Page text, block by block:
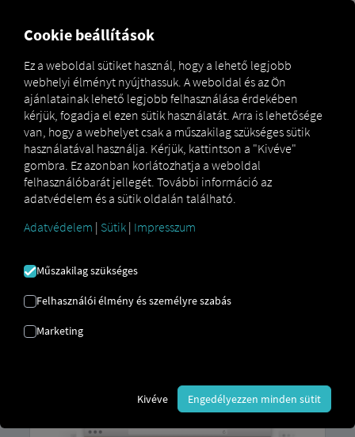
Marketplace Connectors TachoManagement Connect
TACHOMANAGEMENT
CONNECT
Már használja a
Tachografservice A/S
TachoManagement-Service
kibővítheti ezt a szolgáltatást a
fiókra van szüksége.
Cookie beállítások
Ez a weboldal sütiket használ, hogy a lehető legjobb
webhelyi élményt nyújthassuk. A weboldal és az Ön
ajánlatainak lehető legjobb felhasználása érdekében
kérjük, fogadja el ezen sütik használatát. Arra is lehetősége
van, hogy a webhelyet csak a műszakilag szükséges sütik
használatával használja. Kérjük, kattintson a "Kivéve"
gombra. Ez azonban korlátozhatja a weboldal
felhasználóbarát jellegét. További információ az
adatvédelem és a sütik oldalán található.
Adatvédelem | Sütik | Impresszum
Műszakilag szükséges
Felhasználói élmény és személyre szabás
Marketing
Kivéve Engedélyezzen minden sütit